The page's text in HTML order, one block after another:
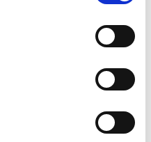
Med en korrekt
& pensioner